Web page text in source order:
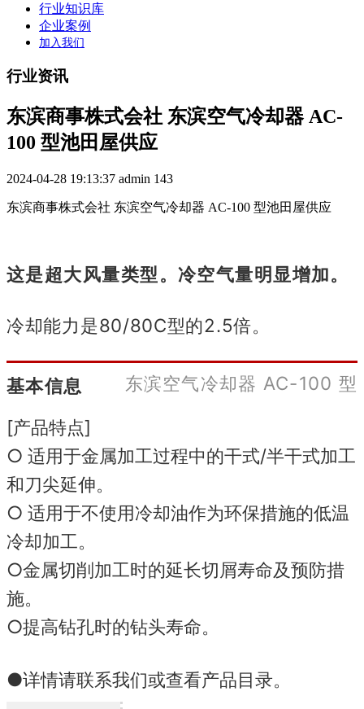
行业知识库
企业案例
加入我们
行业资讯
东滨商事株式会社 东滨空气冷却器 AC-
100 型池田屋供应
2024-04-28 19:13:37 admin 143
东滨商事株式会社 东滨空气冷却器 AC-100 型池田屋供应
这是超大风量类型。 冷空气量明显增加。
冷却能力是80/80C型的2.5倍。
基本信息
东滨空气冷却器 AC-100 型
[产品特点]
○ 适用于金属加工过程中的干式/半干式加工
和刀尖延伸。
○ 适用于不使用冷却油作为环保措施的低温
冷却加工。
○金属切削加工时的延长切屑寿命及预防措
施。
○提高钻孔时的钻头寿命。
●详情请联系我们或查看产品目录。